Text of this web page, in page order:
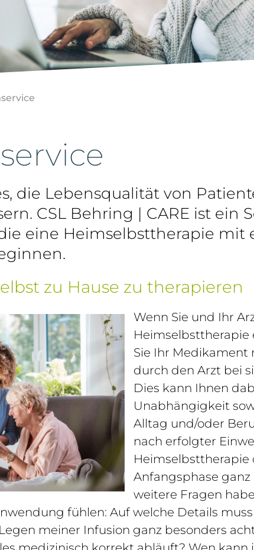
die Lebensqualität von
CSL Behring | CARE ist ein
eine Heimselbsttherapie
zu Hause zu therapieren
Wenn Sie und Ihr
Heimselbsttherapie
Sie Ihr Medikament
durch den Arzt bei
Dies kann Ihnen
Unabhängigkeit
Alltag und/oder
nach erfolgter
Heimselbsttherapie
Anfangsphase ganz
weitere Fragen
fühlen: Auf welche Details
meiner Infusion ganz besonders